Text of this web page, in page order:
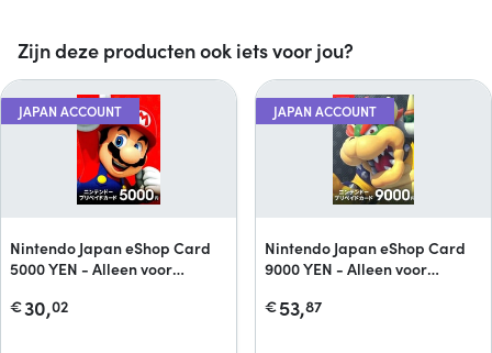
Zijn deze producten ook iets voor jou?
JAPAN ACCOUNT
Nintendo Japan eShop Card
5000 YEN - Alleen voor
€30,02
JAPAN ACCOUNT
Nintendo Japan eShop Card
9000 YEN - Alleen voor
€53,87